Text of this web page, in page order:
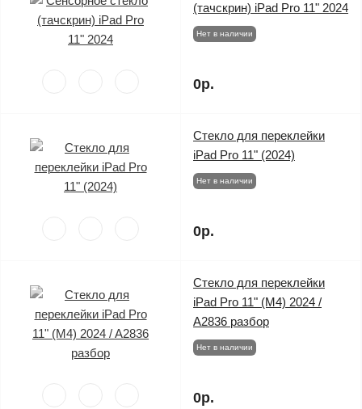
(тачскрин) iPad Pro 11" 2024
Нет в наличии
0р.
Стекло для переклейки
iPad Pro 11" (2024)
Нет в наличии
0р.
Стекло для переклейки
iPad Pro 11" (M4) 2024 /
A2836 разбор
Нет в наличии
0р.